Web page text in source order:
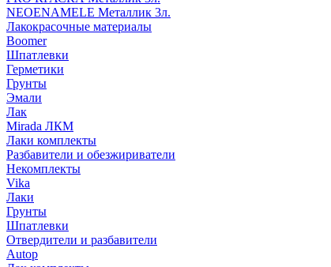
NEOENAMELE Металлик 3л.
Лакокрасочные материалы
Boomer
Шпатлевки
Герметики
Грунты
Эмали
Лак
Mirada ЛКМ
Лаки комплекты
Разбавители и обезжириватели
Некомплекты
Vika
Лаки
Грунты
Шпатлевки
Отвердители и разбавители
Autop